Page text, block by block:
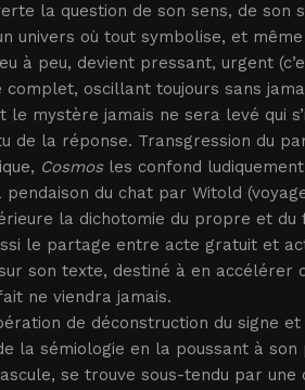
la question de son sens, de son
univers où tout symbolise, et
à peu, devient pressant, urgent
complet, oscillant toujours sans
le mystère jamais ne sera levé qui
de la réponse. Transgression du
Cosmosles confond
pendaison du chat par Witold
la dichotomie du propre et
le partage entre acte gratuit et
son texte, destiné à en accélérer
ne viendra jamais.
de déconstruction du signe
la sémiologie en la poussant à
se trouve sous-tendu par